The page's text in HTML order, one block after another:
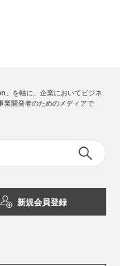
」を軸に、企業においてビジネ
業開発者のためのメディアで
新規会員登録